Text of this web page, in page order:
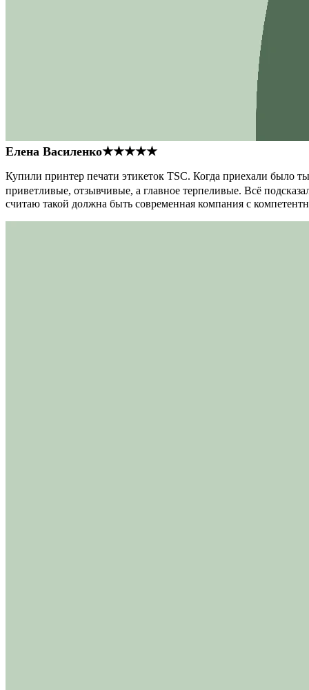
Елена Василенко★★★★★
Купили принтер печати этикеток TSC. Когда приехали было
приветливые, отзывчивые, а главное терпеливые. Всё
считаю такой должна быть современная компания с